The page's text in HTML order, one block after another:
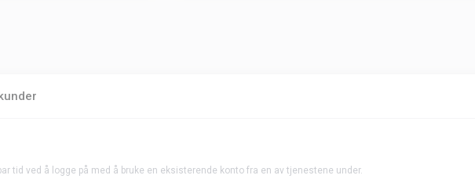
tid ved å logge på med å bruke en eksisterende konto fra en av tjenestene under.